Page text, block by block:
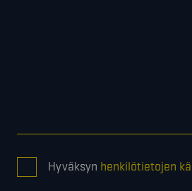
Hyväksyn henkilötietojen